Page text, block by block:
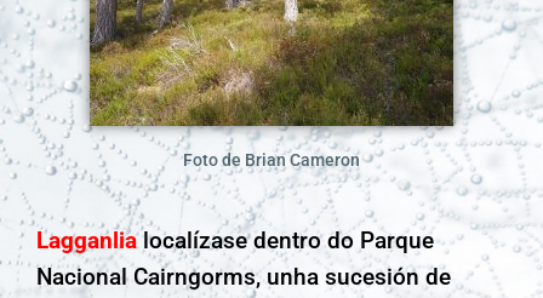
Foto de Brian Cameron
Lagganlia localízase dentro do Parque
Nacional Cairngorms, unha sucesión de